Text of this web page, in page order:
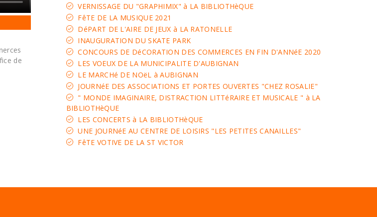
de
VERNISSAGE DU "GRAPHIMIX" à LA BIBLIOTHèQUE
FêTE DE LA MUSIQUE 2021
DéPART DE L'AIRE DE JEUX à LA RATONELLE
INAUGURATION DU SKATE PARK
CONCOURS DE DéCORATION DES COMMERCES EN FIN D'ANNéE 2020
LES VOEUX DE LA MUNICIPALITE D'AUBIGNAN
LE MARCHé DE NOëL à AUBIGNAN
JOURNéE DES ASSOCIATIONS ET PORTES OUVERTES "CHEZ ROSALIE"
" MONDE IMAGINAIRE, DISTRACTION LITTéRAIRE ET MUSICALE " à LA
BIBLIOTHèQUE
LES CONCERTS à LA BIBLIOTHèQUE
UNE JOURNéE AU CENTRE DE LOISIRS "LES PETITES CANAILLES"
FêTE VOTIVE DE LA ST VICTOR